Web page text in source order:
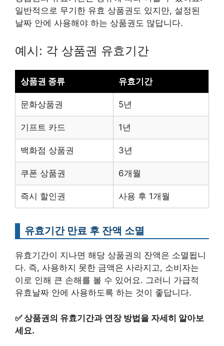
일반적으로 무기한 유효 상품권도 있지만, 설정된
날짜 안에 사용해야 하는 상품권도 많답니다.
예시: 각 상품권 유효기간
상품권 종류 유효기간
문화상품권 5년
기프트 카드 1년
백화점 상품권 3년
쿠폰 상품권 6개월
즉시 할인권 사용 후 1개월
유효기간 만료 후 잔액 소멸
유효기간이 지나면 해당 상품권의 잔액은 소멸됩니
다. 즉, 사용하지 못한 금액은 사라지고, 소비자는
이로 인해 큰 손해를 볼 수 있어요. 그러니 가급적
유효날짜 안에 사용하도록 하는 것이 좋답니다.
✅상품권의 유효기간과 연장 방법을 자세히 알아보
세요.